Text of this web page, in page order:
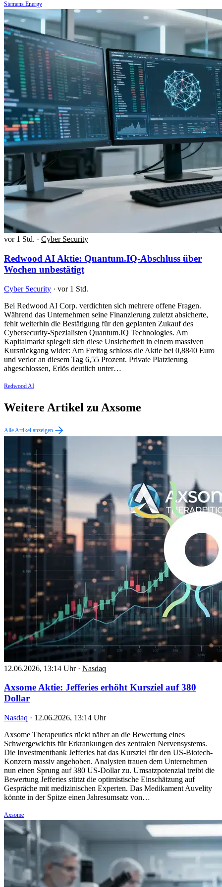
Siemens Energy
vor 1 Std. · Cyber Security
Redwood AI Aktie: Quantum.IQ-Abschluss über
Wochen unbestätigt
Cyber Security · vor 1 Std.
Bei Redwood AI Corp. verdichten sich mehrere offene Fragen.
Während das Unternehmen seine Finanzierung zuletzt absicherte,
fehlt weiterhin die Bestätigung für den geplanten Zukauf des
Cybersecurity-Spezialisten Quantum.IQ Technologies. Am
Kapitalmarkt spiegelt sich diese Unsicherheit in einem massiven
Kursrückgang wider: Am Freitag schloss die Aktie bei 0,8840 Euro
und verlor an diesem Tag 6,55 Prozent. Private Platzierung
abgeschlossen, Erlös deutlich unter…
Redwood AI
Weitere Artikel zu Axsome
Alle Artikel anzeigen
12.06.2026, 13:14 Uhr · Nasdaq
Axsome Aktie: Jefferies erhöht Kursziel auf 380
Dollar
Nasdaq · 12.06.2026, 13:14 Uhr
Axsome Therapeutics rückt näher an die Bewertung eines
Schwergewichts für Erkrankungen des zentralen Nervensystems.
Die Investmentbank Jefferies hat das Kursziel für den US-Biotech-
Konzern massiv angehoben. Analysten trauen dem Unternehmen
nun einen Sprung auf 380 US-Dollar zu. Umsatzpotenzial treibt die
Bewertung Jefferies stützt die optimistische Einschätzung auf
Gespräche mit medizinischen Experten. Das Medikament Auvelity
könnte in der Spitze einen Jahresumsatz von…
Axsome